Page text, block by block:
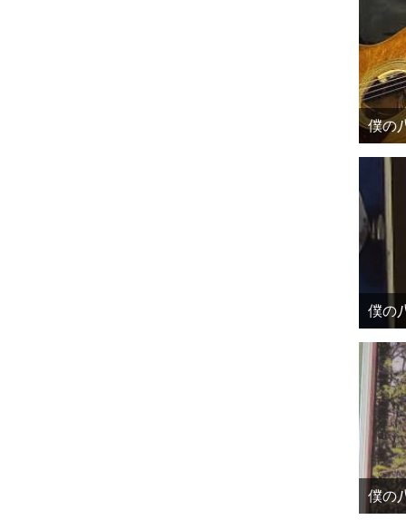
僕の
僕の
僕の